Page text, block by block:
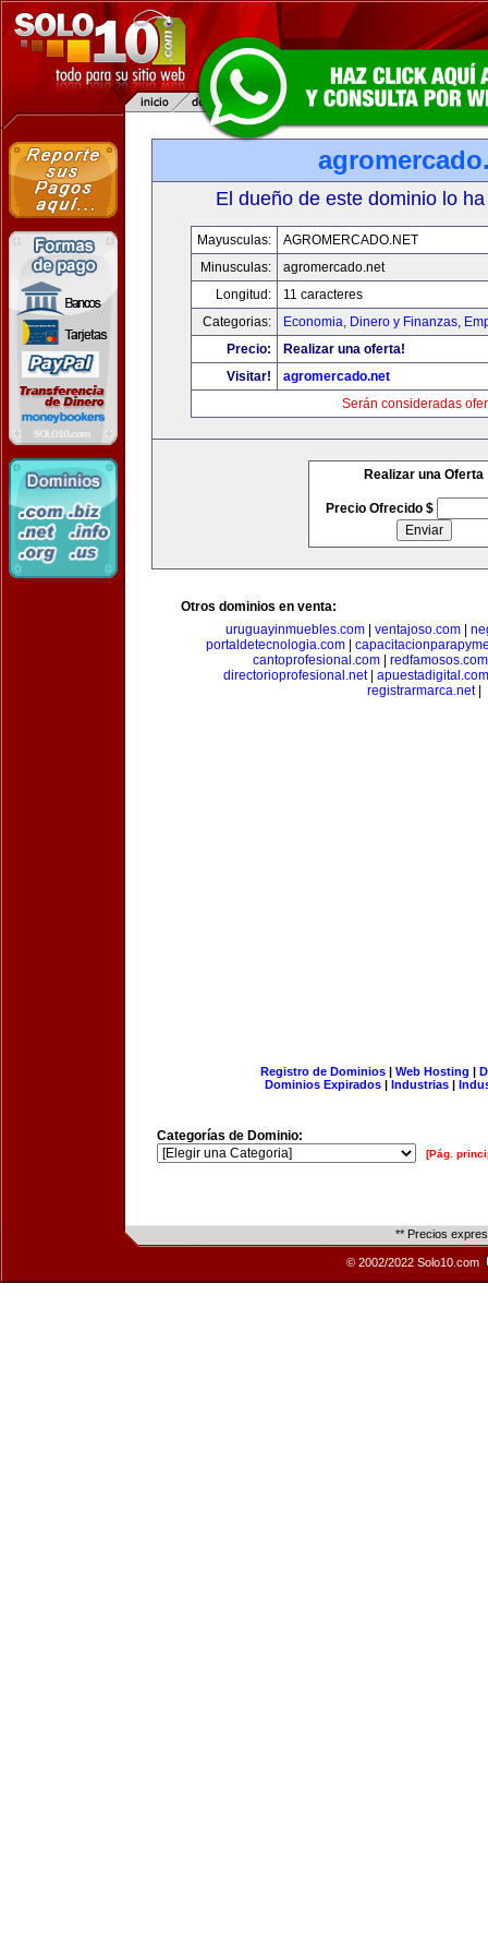
El dueño de este dominio lo
Mayusculas:
AGROMERCADO.NET
Minusculas:
agromercado.net
Longitud:
11 caracteres
Categorias:
Economia, Dinero y Finanzas,
Precio:
Realizar una oferta!
Visitar!
agromercado.net
Serán consideradas
Realizar una Oferta
Precio Ofrecido $
Otros dominios en venta:
uruguayinmuebles.com| ventajoso.com|
portaldetecnologia.com|
cantoprofesional.com
redfamosos.com
directorioprofesional.net| apuestadigital.com
registrarmarca.net|
Registro de Dominios| Web Hosting |
Dominios Expirados | Industrias |
Categorías de Dominio:
[Pág.
** Precios
© 2002/2022 Solo10.com